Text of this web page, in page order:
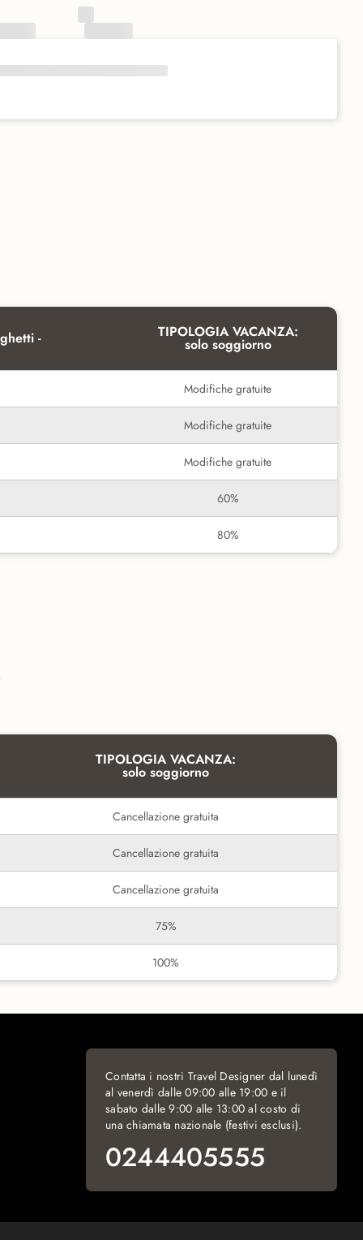
- TIPOLOGIA VACANZA:
solo soggiorno
Modifiche gratuite
Modifiche gratuite
Modifiche gratuite
60%
80%
TIPOLOGIA VACANZA:
solo soggiorno
Cancellazione gratuita
Cancellazione gratuita
Cancellazione gratuita
75%
100%
Contatta i nostri Travel Designer dal lunedì
al venerdì dalle 09:00 alle 19:00 e il
sabato dalle 9:00 alle 13:00 al costo di
una chiamata nazionale (festivi esclusi).
0244405555